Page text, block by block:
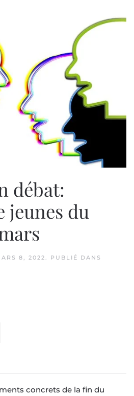
débat:
jeunes du
8, 2022
. PUBLIÉ DANS
concrets de la fin du